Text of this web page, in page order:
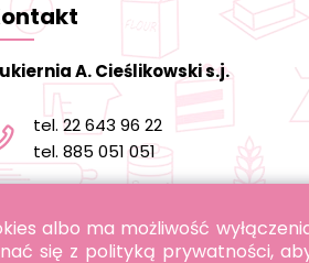
A. Cieślikowski s.j.
tel. 22 643 96 22
tel. 885 051 051
albo ma możliwość
się z polityką prywatności,